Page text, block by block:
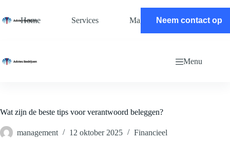
de
Home Services Magazine Contact
Neem contact op
Menu
Wat zijn de beste tips voor verantwoord beleggen?
management 12 oktober 2025 Financieel